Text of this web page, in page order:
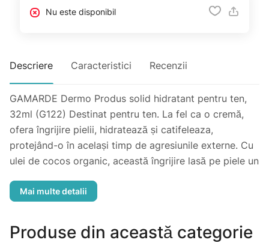
Nu este disponibil
Descriere Caracteristici Recenzii
GAMARDE Dermo Produs solid hidratant pentru ten,
32ml (G122) Destinat pentru ten. La fel ca o cremă,
ofera îngrijire pielii, hidratează și catifeleaza,
protejând-o în același timp de agresiunile externe. Cu
ulei de cocos organic, această îngrijire lasă pe piele un
dupa aplicare. Mod de utilizare: Pe pielea curata,
sensibilă. A nu se pastra la temperaturi peste 35°C.
Evitați contactul cu ochii. În caz de contact, clătiți bine
Produse din această categorie